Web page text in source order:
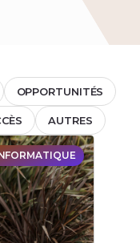
OPPORTUNITÉS
AUTRES